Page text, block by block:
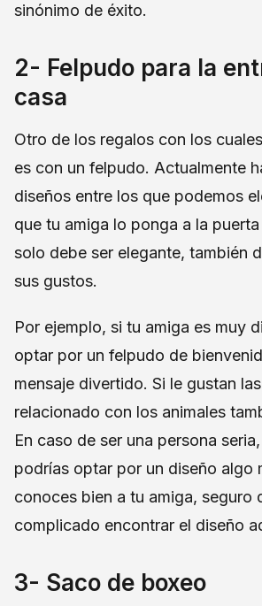
sinónimo de éxito.
2- Felpudo para la
casa
Otro de los regalos con los
es con un felpudo. Actualmente
diseños entre los que podemos
que tu amiga lo ponga a la
solo debe ser elegante, también
sus gustos.
Por ejemplo, si tu amiga es muy
optar por un felpudo de
mensaje divertido. Si le gustan
relacionado con los animales
En caso de ser una persona
podrías optar por un diseño algo
conoces bien a tu amiga, seguro
complicado encontrar el diseño
3- Saco de boxeo